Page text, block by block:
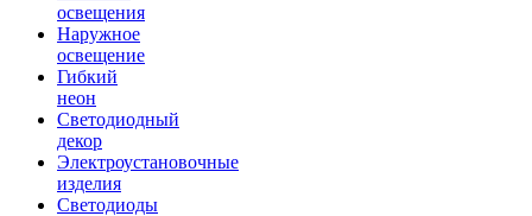
освещения
Наружное
освещение
Гибкий
неон
Светодиодный
декор
Электроустановочные
изделия
Светодиоды